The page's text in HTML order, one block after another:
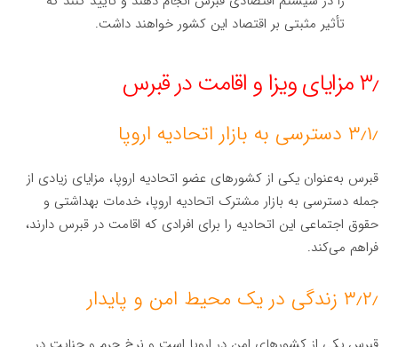
تأثیر مثبتی بر اقتصاد این کشور خواهند داشت.
۳٫ مزایای ویزا و اقامت در قبرس
۳٫۱٫ دسترسی به بازار اتحادیه اروپا
قبرس به‌عنوان یکی از کشورهای عضو اتحادیه اروپا، مزایای زیادی از
جمله دسترسی به بازار مشترک اتحادیه اروپا، خدمات بهداشتی و
حقوق اجتماعی این اتحادیه را برای افرادی که اقامت در قبرس دارند،
فراهم می‌کند.
۳٫۲٫ زندگی در یک محیط امن و پایدار